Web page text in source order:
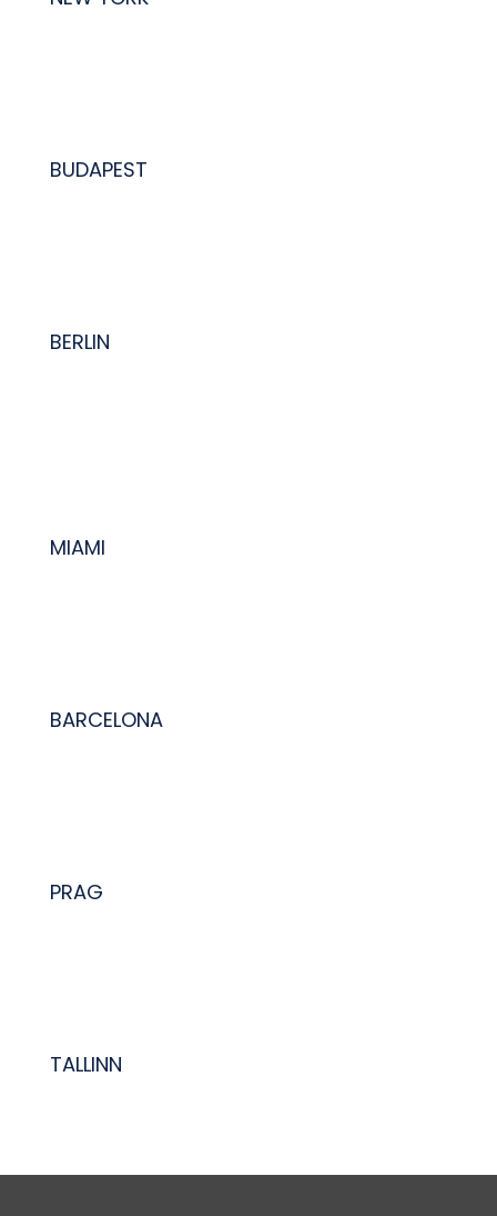
BUDAPEST
BERLIN
MIAMI
BARCELONA
PRAG
TALLINN